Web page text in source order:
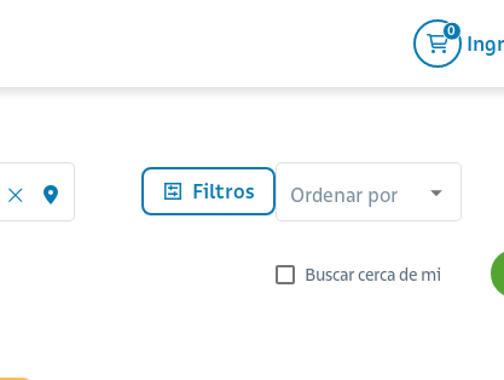
0
Filtros Ordenar por
Buscar cerca de mi